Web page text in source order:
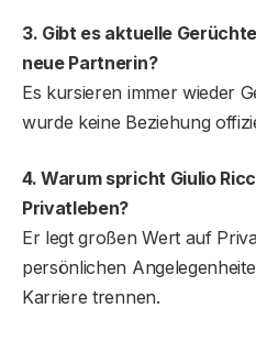
3. Gibt es aktuelle
neue Partnerin?
Es kursieren immer wieder
wurde keine Beziehung
4. Warum spricht Giulio
Privatleben?
Er legt großen Wert auf
persönlichen
Karriere trennen.